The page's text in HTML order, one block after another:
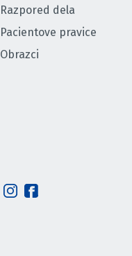
Razpored dela
Pacientove pravice
Obrazci